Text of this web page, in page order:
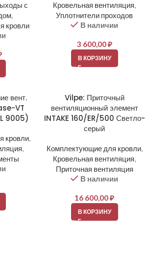
с
,
кровли
Кровельная вентиляция,
Уплотнители проходов
В наличии
3 600,00₽
В КОРЗИНУ
вент.
VT
9005)
кровли,
,
Vilpe: Приточный
вентиляционный элемент
INTAKE 160/ER/500 Светло-
серый
Комплектующие для кровли,
Кровельная вентиляция,
Приточная вентиляция
В наличии
16 600,00₽
В КОРЗИНУ